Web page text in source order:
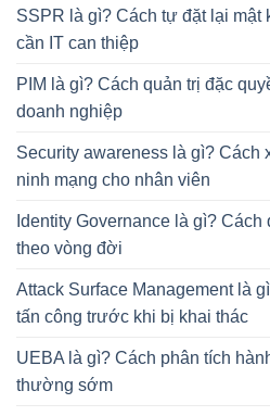
SSPR là gì? Cách tự đặt lại mật
cần IT can thiệp
PIM là gì? Cách quản trị đặc
doanh nghiệp
Security awareness là gì? Cách
ninh mạng cho nhân viên
Identity Governance là gì?
theo vòng đời
Attack Surface Management là
tấn công trước khi bị khai thác
UEBA là gì? Cách phân tích
thường sớm